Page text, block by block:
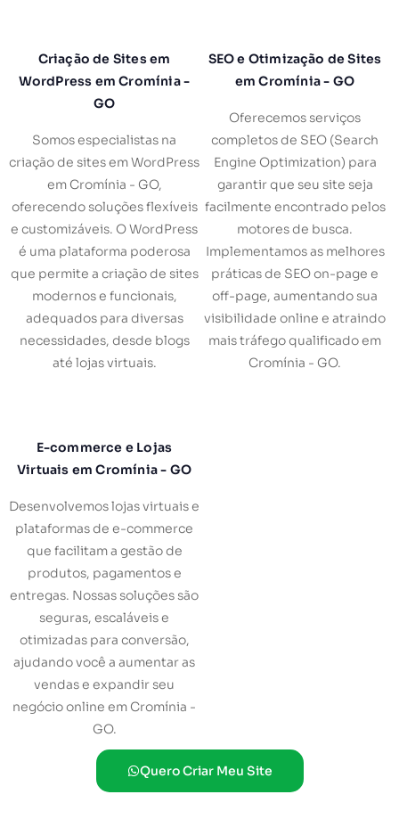
Criação de Sites em
WordPress em Cromínia -
GO
Somos especialistas na
criação de sites em WordPress
em Cromínia - GO,
oferecendo soluções flexíveis
e customizáveis. O WordPress
é uma plataforma poderosa
que permite a criação de sites
modernos e funcionais,
adequados para diversas
necessidades, desde blogs
até lojas virtuais.
SEO e Otimização de Sites
em Cromínia - GO
Oferecemos serviços
completos de SEO (Search
Engine Optimization) para
garantir que seu site seja
facilmente encontrado pelos
motores de busca.
Implementamos as melhores
práticas de SEO on-page e
off-page, aumentando sua
visibilidade online e atraindo
mais tráfego qualificado em
Cromínia - GO.
E-commerce e Lojas
Virtuais em Cromínia - GO
Desenvolvemos lojas virtuais e
plataformas de e-commerce
que facilitam a gestão de
produtos, pagamentos e
entregas. Nossas soluções são
seguras, escaláveis e
otimizadas para conversão,
ajudando você a aumentar as
vendas e expandir seu
negócio online em Cromínia -
GO.
Quero Criar Meu Site